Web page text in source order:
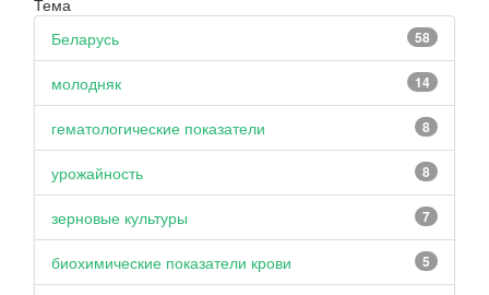
Тема
58
Беларусь
14
молодняк
8
гематологические показатели
8
урожайность
7
зерновые культуры
5
биохимические показатели крови